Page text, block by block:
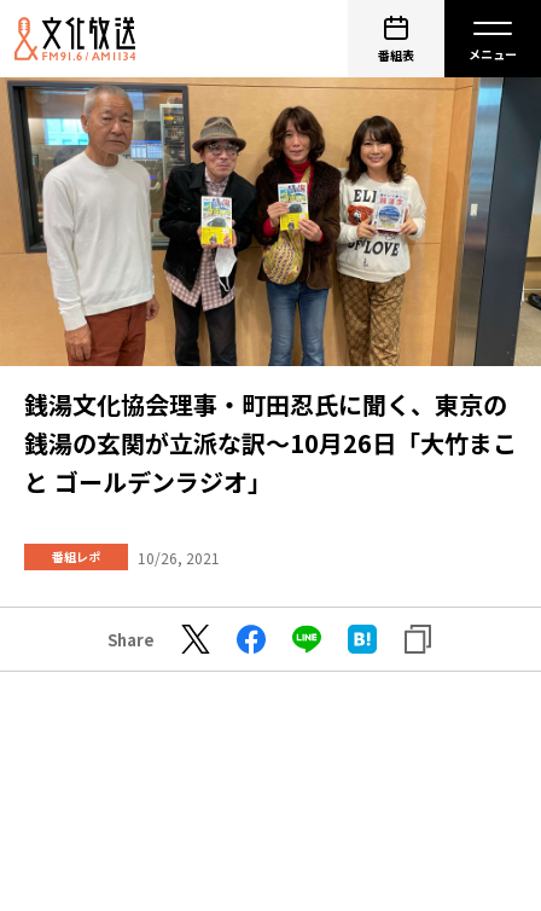
番組表
銭湯文化協会理事・町田忍氏に聞く、東京の
銭湯の玄関が立派な訳〜10月26日「大竹まこ
と ゴールデンラジオ」
番組レポ 10/26, 2021
Share